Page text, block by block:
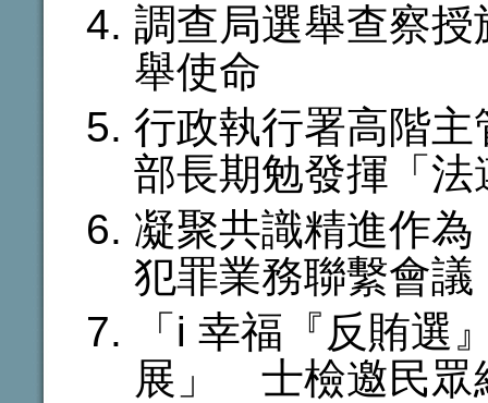
調查局選舉查察
舉使命
行政執行署高階
部長期勉發揮「法
凝聚共識精進作
犯罪業務聯繫會議
「i 幸福『反賄選
展」 士檢邀民眾